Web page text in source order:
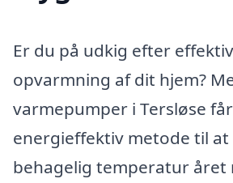
Er du på udkig efter
opvarmning af dit hjem?
varmepumper i Tersløse
energieffektiv metode til at
behagelig temperatur året